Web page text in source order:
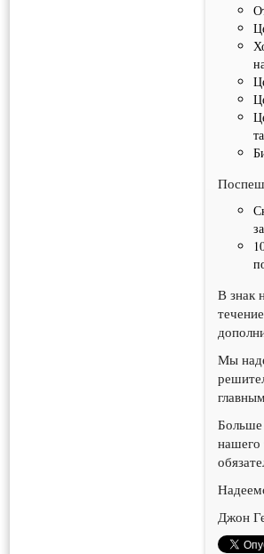
В знак
Мы
Больше
нашего
Джон